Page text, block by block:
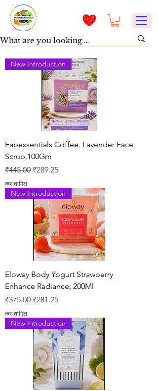
New Introduction
Fabessentials Coffee. Lavender Face
Scrub,100Gm
नियमित मूल्य
₹445.00 बिक्री मूल्य
₹289.25
कर शामिल
New Introduction
Eloway Body Yogurt Strawberry
Enhance Radiance, 200Ml
नियमित मूल्य
₹375.00 बिक्री मूल्य
₹281.25
कर शामिल
New Introduction